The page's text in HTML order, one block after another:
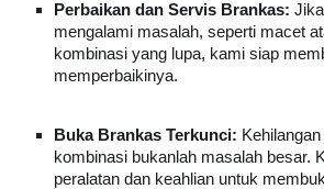
Perbaikan dan Servis Brankas:
mengalami masalah, seperti macet
kombinasi yang lupa, kami siap
memperbaikinya.
Buka Brankas Terkunci:
kombinasi bukanlah masalah besar.
peralatan dan keahlian untuk